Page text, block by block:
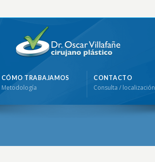
CÓMO TRABAJAMOS
Metodología
CONTACTO
Consulta / localización